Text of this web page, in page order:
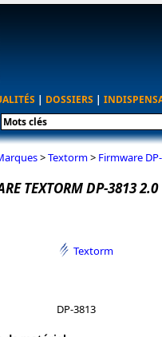
| DOSSIERS |
>Textorm> Firmware
TEXTORM DP-3813 2.0
Textorm
DP-3813